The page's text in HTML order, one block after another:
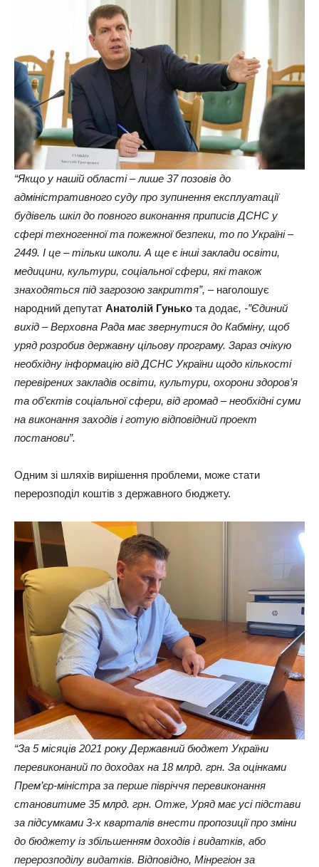
“Якщо у нашій області – лише 37 позовів до
адміністративного суду про зупинення експлуатації
будівель шкіл до повного виконання приписів ДСНС у
сфері техногенної та пожежної безпеки, то по Україні –
2449. І це – тільки школи. А ще є інші заклади освіти,
медицини, культури, соціальної сфери, які також
знаходяться під загрозою закриття”, – наголошує
народний депутат Анатолій Гунько та додає, -”Єдиний
вихід – Верховна Рада має звернутися до Кабміну, щоб
уряд розробив державну цільову програму. Зараз очікую
необхідну інформацію від ДСНС України щодо кількості
перевірених закладів освіти, культури, охорони здоров’я
та об’єктів соціальної сфери, від громад – необхідні суми
на виконання заходів і готую відповідний проект
постанови”.
Одним зі шляхів вирішення проблеми, може стати
перерозподіл коштів з державного бюджету.
“За 5 місяців 2021 року Державний бюджет України
перевиконаний по доходах на 18 млрд. грн. За оцінками
Прем’єр-міністра за перше півріччя перевиконання
становитиме 35 млрд. грн. Отже, Уряд має усі підстави
за підсумками 3-х кварталів внести пропозиції про зміни
до бюджету із збільшенням доходів і видатків, або
перерозподілу видатків. Відповідно, Мінрегіон за